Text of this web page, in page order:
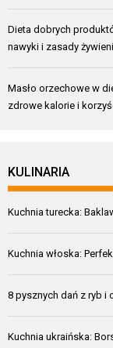
Dieta dobrych
nawyki i zasady
Masło orzechowe w
zdrowe kalorie i
KULINARIA
Kuchnia turecka:
Kuchnia włoska:
8 pysznych dań z ryb i
Kuchnia ukraińska: